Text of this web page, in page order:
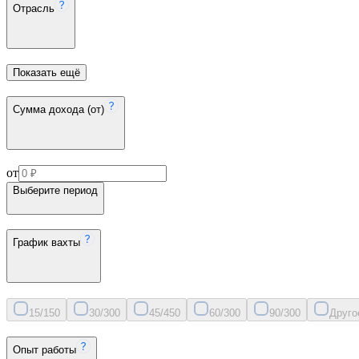
Отрасль
Показать ещё
Сумма дохода (от)
от
Выберите период
График вахты
15/150 30/300 45/450 60/300 90/300
Опыт работы